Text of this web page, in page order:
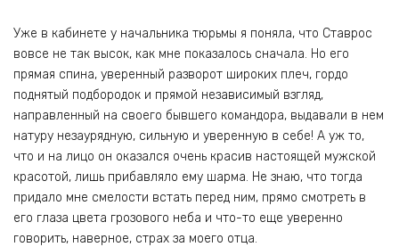
Уже в кабинете у начальника тюрьмы я поняла, что Ставрос
вовсе не так высок, как мне показалось сначала. Но его
прямая спина, уверенный разворот широких плеч, гордо
поднятый подбородок и прямой независимый взгляд,
направленный на своего бывшего командора, выдавали в нем
натуру незаурядную, сильную и уверенную в себе! А уж то,
что и на лицо он оказался очень красив настоящей мужской
красотой, лишь прибавляло ему шарма. Не знаю, что тогда
придало мне смелости встать перед ним, прямо смотреть в
его глаза цвета грозового неба и что-то еще уверенно
говорить, наверное, страх за моего отца.